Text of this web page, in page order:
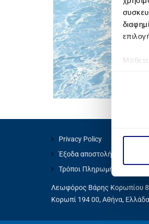
πάσα
από
Ε
π
ι
σ
υ
γ
κ
τ
Privacy Policy
Έξοδα αποστολής
Τρόποι Πληρωμής
Λεωφόρος Βάρης Κορωπίου
Κορωπί 194 00, Αθήνα, Ελλάδα